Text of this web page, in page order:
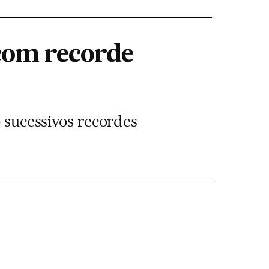
recorde
recordes